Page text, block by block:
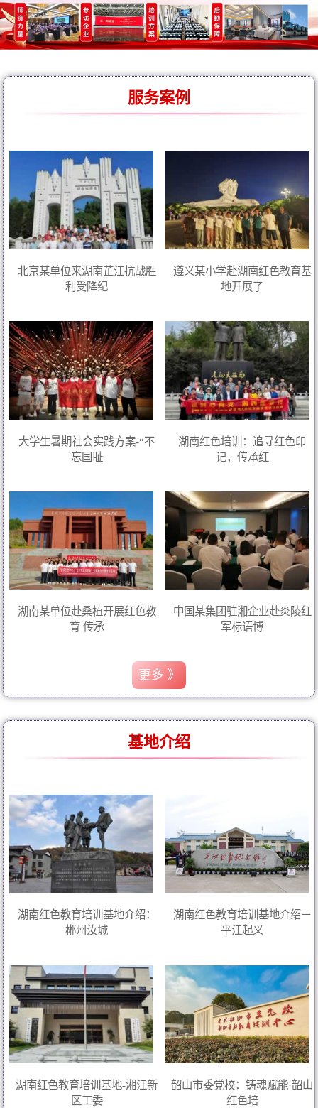
服务案例
北京某单位来湖南芷江抗战胜
利受降纪
遵义某小学赴湖南红色教育基
地开展了
大学生暑期社会实践方案-“不
忘国耻
湖南红色培训：追寻红色印
记，传承红
湖南某单位赴桑植开展红色教
育 传承
中国某集团驻湘企业赴炎陵红
军标语博
更多 》
基地介绍
湖南红色教育培训基地介绍：
郴州汝城
湖南红色教育培训基地介绍－
平江起义
湖南红色教育培训基地-湘江新
区工委
韶山市委党校：铸魂赋能·韶山
红色培